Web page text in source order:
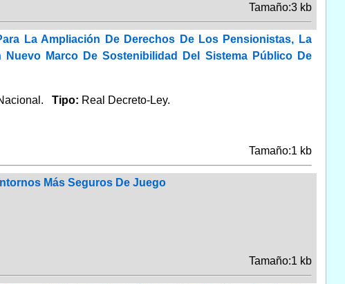
Tamaño:3 kb
La Ampliación De Derechos De Los Pensionistas, La
Marco De Sostenibilidad Del Sistema Público De
Tipo: Real Decreto-Ley.
Tamaño:1 kb
Más Seguros De Juego
Tamaño:1 kb